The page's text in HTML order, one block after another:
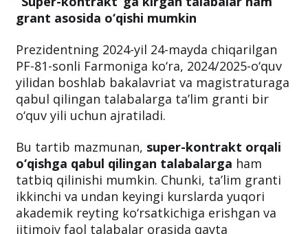
grant asosida o‘qishi mumkin
Prezidentning 2024-yil 24-mayda chiqarilgan
PF-81-sonli Farmoniga ko‘ra, 2024/2025-o‘quv
yilidan boshlab bakalavriat va magistraturaga
qabul qilingan talabalarga ta’lim granti bir
o‘quv yili uchun ajratiladi.
Bu tartib mazmunan, super-kontrakt orqali
o‘qishga qabul qilingan talabalarga ham
tatbiq qilinishi mumkin. Chunki, ta’lim granti
ikkinchi va undan keyingi kurslarda yuqori
akademik reyting ko‘rsatkichiga erishgan va
ijtimoiy faol talabalar orasida qayta